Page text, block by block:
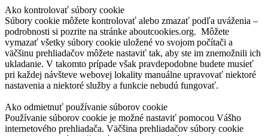
Ako kontrolovať súbory cookie
Súbory cookie môžete kontrolovať alebo zmazať podľa uváženia –
podrobnosti si pozrite na stránke aboutcookies.org. Môžete
vymazať všetky súbory cookie uložené vo svojom počítači a
väčšinu prehliadačov môžete nastaviť tak, aby ste im znemožnili ich
ukladanie. V takomto prípade však pravdepodobne budete musieť
pri každej návšteve webovej lokality manuálne upravovať niektoré
nastavenia a niektoré služby a funkcie nebudú fungovať.
Ako odmietnuť používanie súborov cookie
Používanie súborov cookie je možné nastaviť pomocou Vášho
internetového prehliadača. Väčšina prehliadačov súbory cookie